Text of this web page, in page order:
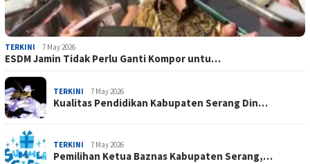
TERKINI 7 May 2026
ESDM Jamin Tidak Perlu Ganti Kompor untu…
TERKINI 7 May 2026
Kualitas Pendidikan Kabupaten Serang Din…
TERKINI 7 May 2026
Pemilihan Ketua Baznas Kabupaten Serang,…